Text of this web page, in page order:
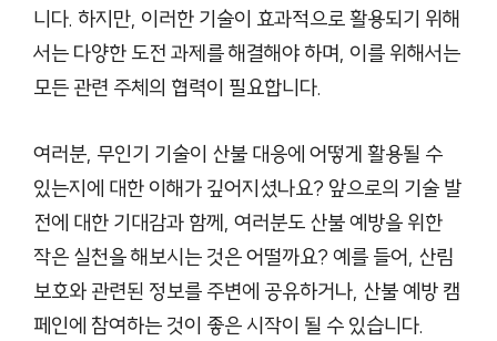
니다. 하지만, 이러한 기술이 효과적으로 활용되기 위해
서는 다양한 도전 과제를 해결해야 하며, 이를 위해서는
모든 관련 주체의 협력이 필요합니다.
여러분, 무인기 기술이 산불 대응에 어떻게 활용될 수
있는지에 대한 이해가 깊어지셨나요? 앞으로의 기술 발
전에 대한 기대감과 함께, 여러분도 산불 예방을 위한
작은 실천을 해보시는 것은 어떨까요? 예를 들어, 산림
보호와 관련된 정보를 주변에 공유하거나, 산불 예방 캠
페인에 참여하는 것이 좋은 시작이 될 수 있습니다.